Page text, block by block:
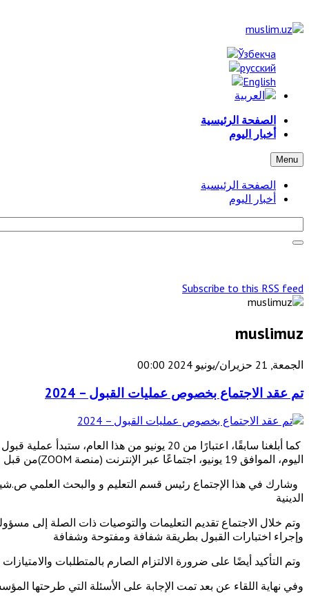
الصفحة الرئيسية
أخبار اليوم
Menu
الصفحة الرئيسية
أخبار اليوم
Subscribe to this RSS feed
muslimuz
الجمعة, 21 حزيران/يونيو 2024 00:00
تم عقد الاجتماع بخصوص عمليات القبول – 2024
اليوم، الموافق 19 يونيو، اجتماعًا عبر الإنترنت (منصة ZOOM)من قبل قسم التعليم والبحث العلمي بإدارة مسلمي أوزبكستان حول مسألة الإعداد الرفيع المستوى لهذه العملية.
وشارك في هذا الإجتماع رئيس قسم التعليم و والبحث العلمي
الدينية
وتم خلال الاجتماع تقديم التعليمات والتوصيات ذات الصلة إلى
وإجراء اختبارات القبول بطريقة شفافة ومفتوحة وشفافة
وتم التأكيد أيضًا على ضرورة الالتزام الصارم بالمتطلبات
وفي نهاية اللقاء عن بعد تمت الإجابة على الأسئلة التي طرحتها